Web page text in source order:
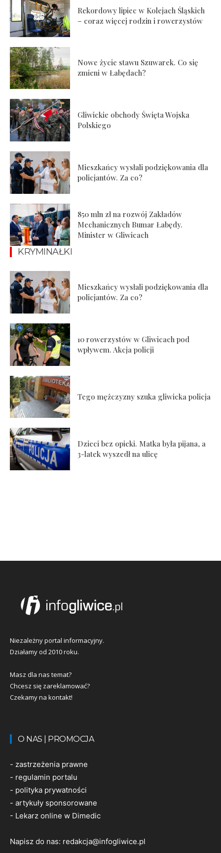
Rekordowy lipiec w Kolejach Śląskich
– coraz więcej rodzin i rowerzystów
Nowe życie stawu Szuwarek. Co się
zmieni w Łabędach?
Gliwickie obchody Święta Wojska
Polskiego
Mieszkańcy wysłali podziękowania dla
policjantów. Za co?
850 mln zł na rozwój Zakładów
Mechanicznych Bumar Łabędy.
Minister w Gliwicach
KRYMINAŁKI
Mieszkańcy wysłali podziękowania dla
policjantów. Za co?
10 rowerzystów w Gliwicach pod
wpływem. Akcja policji
Tego mężczyzny szuka gliwicka policja
Dzieci bez opieki. Matka była pijana, a
3-latek wyszedł na ulicę
Niezależny portal informacyjny.
Działamy od 2010 roku.
Masz dla nas temat?
Chcesz się zareklamować?
Czekamy na kontakt!
O NAS | PROMOCJA
- zastrzeżenia prawne
- regulamin portalu
- polityka prywatności
- artykuły sponsorowane
- Lekarz online w Dimedic
Napisz do nas: redakcja@infogliwice.pl